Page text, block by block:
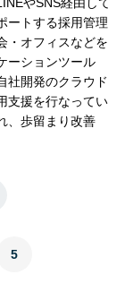
ートする採用管理
・オフィスなどを
ーションツール
社開発のクラウド
支援を行なってい
、歩留まり改善
5